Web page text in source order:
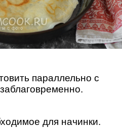
параллельно с
для начинки.